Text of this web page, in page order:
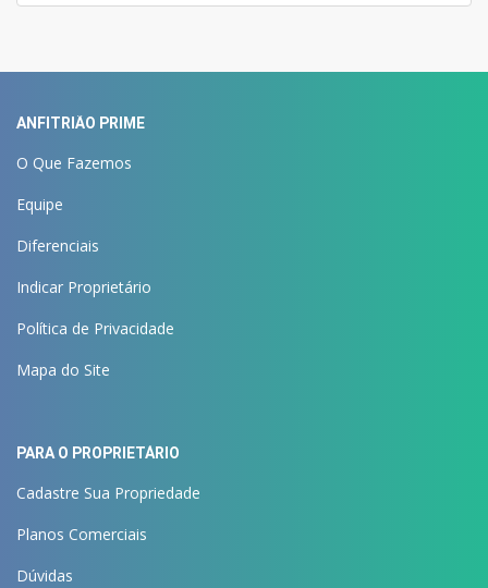
ANFITRIÃO PRIME
O Que Fazemos
Equipe
Diferenciais
Indicar Proprietário
Política de Privacidade
Mapa do Site
PARA O PROPRIETÁRIO
Cadastre Sua Propriedade
Planos Comerciais
Dúvidas